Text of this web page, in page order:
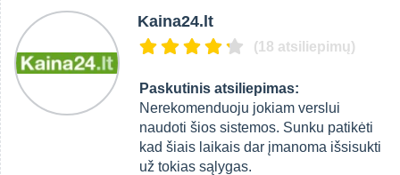
Kaina24.lt
(18 atsiliepimų)
Paskutinis atsiliepimas:
Nerekomenduoju jokiam verslui
naudoti šios sistemos. Sunku patikėti
kad šiais laikais dar įmanoma išsisukti
už tokias sąlygas.